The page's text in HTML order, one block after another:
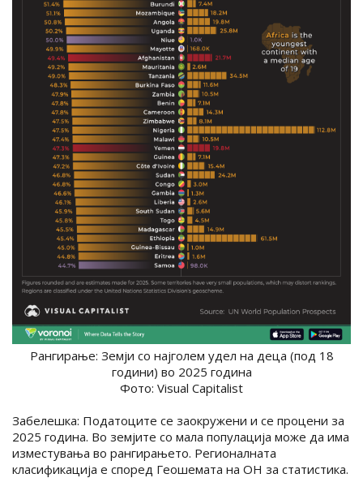
Рангирање: Земји со најголем удел на деца (под 18
години) во 2025 година
Фото: Visual Capitalist
Забелешка: Податоците се заокружени и се процени за
2025 година. Во земјите со мала популација може да има
изместувања во рангирањето. Регионалната
класификација е според Геошемата на ОН за статистика.